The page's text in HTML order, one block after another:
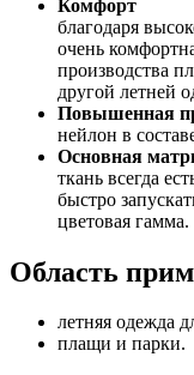
Комфорт
благодаря
очень
производства
другой летней
Повышенная
нейлон в
Основная
ткань всегда
быстро
цветовая гамма.
Область
летняя одежда
плащи и парки.